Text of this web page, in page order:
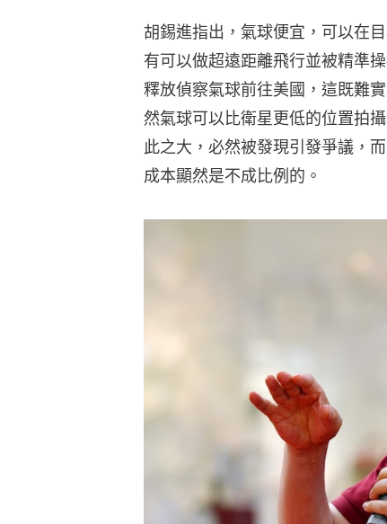
胡錫進指出，氣球便宜，可以在
有可以做超遠距離飛行並被精準
釋放偵察氣球前往美國，這既難
然氣球可以比衛星更低的位置拍
此之大，必然被發現引發爭議，
成本顯然是不成比例的。